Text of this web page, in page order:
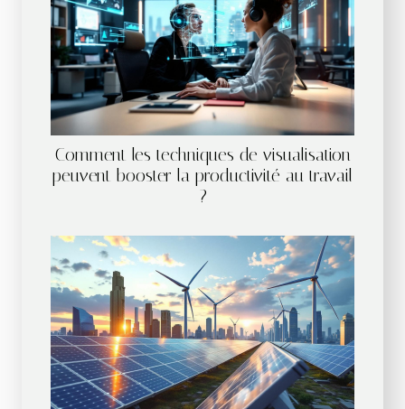
Comment les techniques de visualisation
peuvent booster la productivité au travail
?